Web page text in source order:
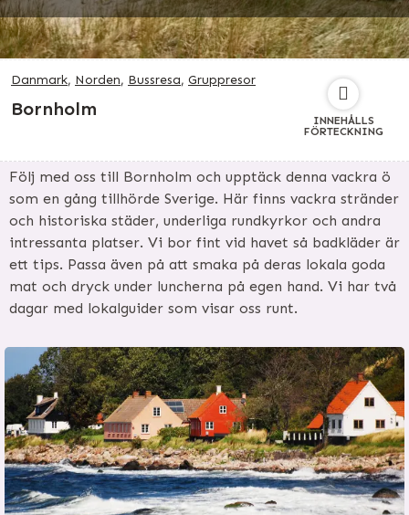
Danmark, Norden, Bussresa, Gruppresor
Bornholm
INNEHÅLLS
FÖRTECKNING
Följ med oss till Bornholm och upptäck denna vackra ö
som en gång tillhörde Sverige. Här finns vackra stränder
och historiska städer, underliga rundkyrkor och andra
intressanta platser. Vi bor fint vid havet så badkläder är
ett tips. Passa även på att smaka på deras lokala goda
mat och dryck under luncherna på egen hand. Vi har två
dagar med lokalguider som visar oss runt.